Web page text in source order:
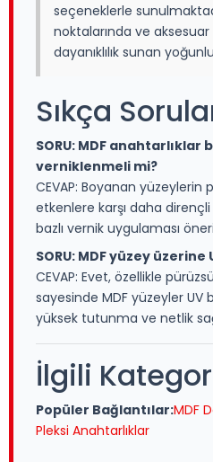
seçeneklerle
noktalarında ve
dayanıklılık sunan
Sıkça
SORU: MDF
verniklenmeli mi?
CEVAP: Boyanan yüzeylerin
etkenlere karşı daha
bazlı vernik uygulaması
SORU: MDF yüzey
CEVAP: Evet, özellikle
sayesinde MDF yüzeyler UV
yüksek tutunma ve netlik
İlgili
Popüler Bağlantılar:MDF
Pleksi Anahtarlıklar